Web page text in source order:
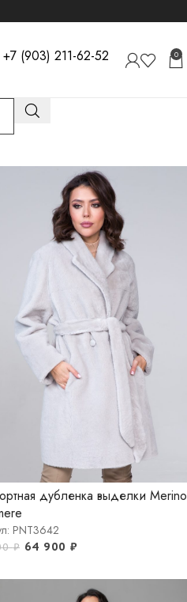
+7 (903) 211-62-52 0
дубленка выделки Merino
PNT3642
₽ 64 900 ₽